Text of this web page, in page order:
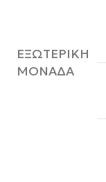
ΕΞΩΤΕΡΙΚΗ
ΜΟΝΑΔΑ